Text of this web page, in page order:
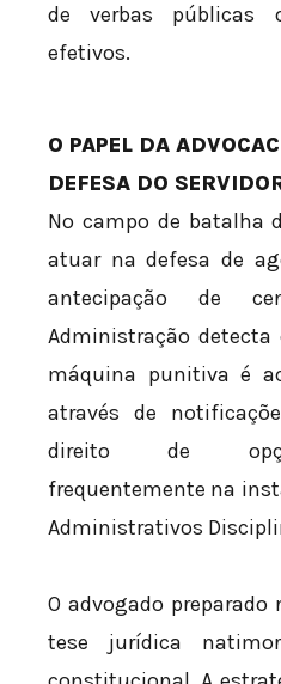
de verbas públicas
efetivos.
O PAPEL DA
DEFESA DO
No campo de batalha
atuar na defesa de
antecipação de
Administração
máquina punitiva é
através de
direito de
frequentemente na
Administrativos
O advogado
tese jurídica